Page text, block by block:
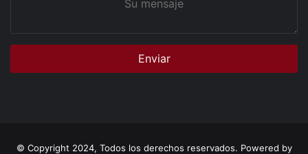
© Copyright 2024, Todos los derechos reservados. Powered by